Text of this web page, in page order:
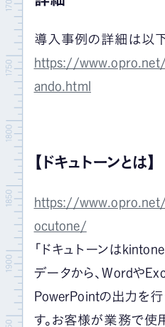
導入事例の詳細は以下
https://
ando.html
【ドキュトーンとは】
https://
ocutone/
「ドキュトーンは
データから、Wordや
PowerPointの出力を行
す。お客様が業務で使